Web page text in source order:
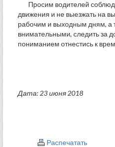
Просим водителей
движения и не выезжать на
рабочим и выходным дням, а
внимательными, следить за
пониманием отнестись к
Дата: 23 июня 2018
Распечатать